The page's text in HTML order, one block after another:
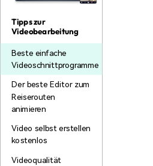
Tipps zur
Videobearbeitung
Beste einfache
Videoschnittprogramme
Der beste Editor zum
Reiserouten
animieren
Video selbst erstellen
kostenlos
Videoqualität